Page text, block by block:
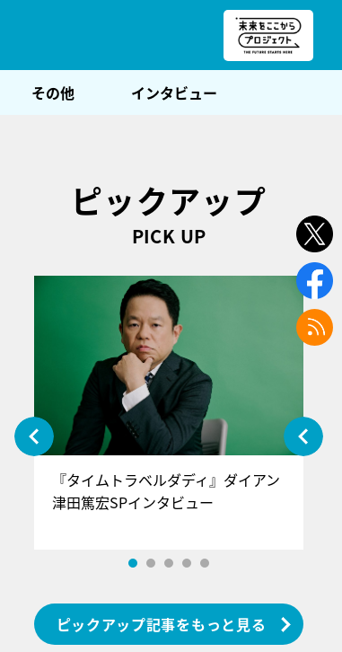
その他 インタビュー
ピックアップ
PICK UP
『タイムトラベルダディ』ダイアン
津田篤宏SPインタビュー
ピックアップ記事をもっと見る